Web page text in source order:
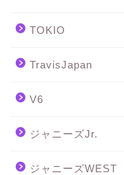
TOKIO
TravisJapan
V6
ジャニーズJr.
ジャニーズWEST